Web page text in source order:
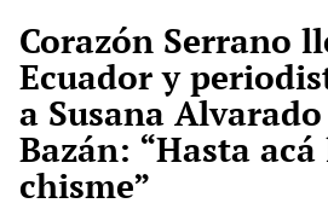
Corazón Serrano
Ecuador y
a Susana
Bazán: “Hasta
chisme”